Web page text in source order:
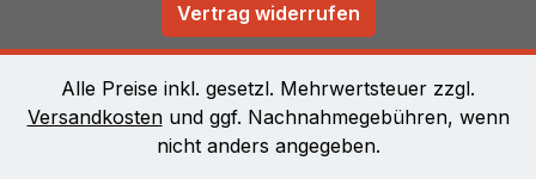
Vertrag widerrufen
Alle Preise inkl. gesetzl. Mehrwertsteuer zzgl.
Versandkostenund ggf. Nachnahmegebühren, wenn
nicht anders angegeben.